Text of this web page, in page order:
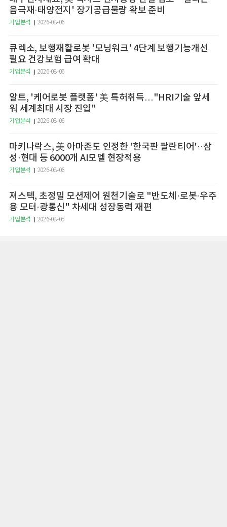
음극재·태양전지' 장기공급물량 확보 준비
기업분석 2026-08-06
큐렉소, 보행재활로봇 '모닝워크' 4단계 보행기능개선
필요 건강보험 급여 확대
기업분석 2026-08-06
알트, '케어로봇 플랫폼' 美 특허취득…"HRI기술 앞세
워 세계최대 시장 진입"
기업분석 2026-08-06
마키나락스, 美 아마존도 인정한 '한국판 팔란티어'··삼
성·현대 등 6000개 AI모델 현장적용
기업분석 2026-08-06
져스텍, 초정밀 모션제어 원천기술로 "반도체·로봇·우주
용 모터·광통신" 차세대 성장동력 재편
기업분석 2026-08-05